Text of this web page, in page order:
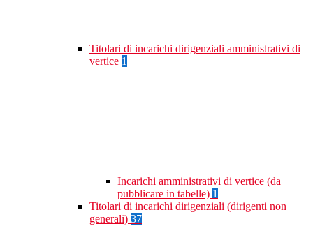
Titolari di incarichi dirigenziali amministrativi di
vertice 1
Incarichi amministrativi di vertice (da
pubblicare in tabelle) 1
Titolari di incarichi dirigenziali (dirigenti non
generali) 37